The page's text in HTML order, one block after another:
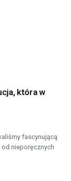
która w
fascynującą
od nieporęcznych